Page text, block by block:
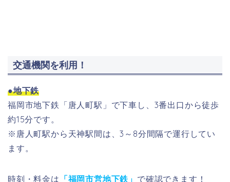
交通機関を利用！
●地下鉄
福岡市地下鉄「唐人町駅」で下車し、3番出口から徒歩
約15分です。
※唐人町駅から天神駅間は、3～8分間隔で運行してい
ます。
時刻・料金は 「福岡市営地下鉄」 で確認できます！